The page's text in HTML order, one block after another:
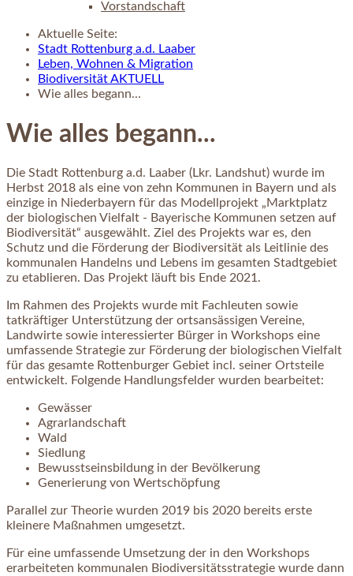
Vorstandschaft
Aktuelle Seite:
Stadt Rottenburg a.d. Laaber
Leben, Wohnen & Migration
Biodiversität AKTUELL
Wie alles begann...
Wie alles begann...
Die Stadt Rottenburg a.d. Laaber (Lkr. Landshut) wurde im
Herbst 2018 als eine von zehn Kommunen in Bayern und als
einzige in Niederbayern für das Modellprojekt „Marktplatz
der biologischen Vielfalt - Bayerische Kommunen setzen auf
Biodiversität“ ausgewählt. Ziel des Projekts war es, den
Schutz und die Förderung der Biodiversität als Leitlinie des
kommunalen Handelns und Lebens im gesamten Stadtgebiet
zu etablieren. Das Projekt läuft bis Ende 2021.
Im Rahmen des Projekts wurde mit Fachleuten sowie
tatkräftiger Unterstützung der ortsansässigen Vereine,
Landwirte sowie interessierter Bürger in Workshops eine
umfassende Strategie zur Förderung der biologischen Vielfalt
für das gesamte Rottenburger Gebiet incl. seiner Ortsteile
entwickelt. Folgende Handlungsfelder wurden bearbeitet:
Gewässer
Agrarlandschaft
Wald
Siedlung
Bewusstseinsbildung in der Bevölkerung
Generierung von Wertschöpfung
Parallel zur Theorie wurden 2019 bis 2020 bereits erste
kleinere Maßnahmen umgesetzt.
Für eine umfassende Umsetzung der in den Workshops
erarbeiteten kommunalen Biodiversitätsstrategie wurde dann